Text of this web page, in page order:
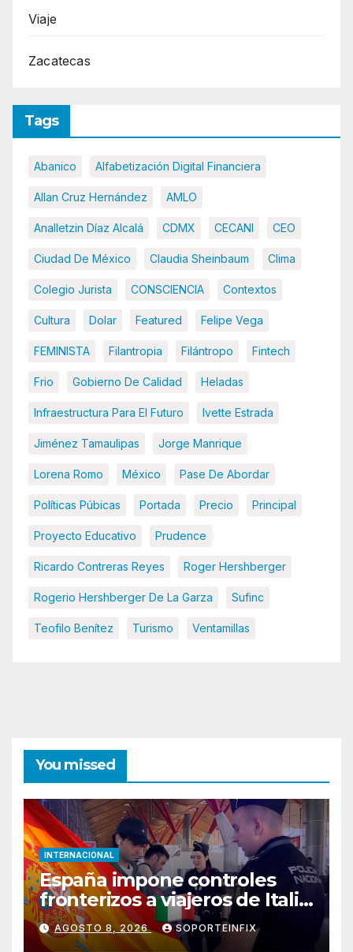
Viaje
Zacatecas
Tags
Abanico Alfabetización Digital Financiera
Allan Cruz Hernández AMLO
Analletzin Díaz Alcalá CDMX CECANI CEO
Ciudad De México Claudia Sheinbaum Clima
Colegio Jurista CONSCIENCIA Contextos
Cultura Dolar Featured Felipe Vega
FEMINISTA Filantropia Filántropo Fintech
Frio Gobierno De Calidad Heladas
Infraestructura Para El Futuro Ivette Estrada
Jiménez Tamaulipas Jorge Manrique
Lorena Romo México Pase De Abordar
Políticas Púbicas Portada Precio Principal
Proyecto Educativo Prudence
Ricardo Contreras Reyes Roger Hershberger
Rogerio Hershberger De La Garza Sufinc
Teofilo Benítez Turismo Ventamillas
You missed
INTERNACIONAL
España impone controles
fronterizos a viajeros de Italia
en respuesta a crisis
migratoria de Ceuta
AGOSTO 8, 2026 SOPORTEINFIX